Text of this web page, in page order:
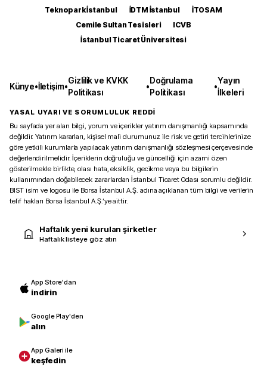
Teknopark İstanbul
İDTM İstanbul
İTOSAM
Cemile Sultan Tesisleri
ICVB
İstanbul Ticaret Üniversitesi
Künye•İletişim•
Gizlilik ve KVKK
Politikası
•
Doğrulama
Politikası
•
Yayın
İlkeleri
YASAL UYARI VE SORUMLULUK REDDİ
Bu sayfada yer alan bilgi, yorum ve içerikler yatırım danışmanlığı kapsamında
değildir. Yatırım kararları, kişisel mali durumunuz ile risk ve getiri tercihlerinize
göre yetkili kurumlarla yapılacak yatırım danışmanlığı sözleşmesi çerçevesinde
değerlendirilmelidir. İçeriklerin doğruluğu ve güncelliği için azami özen
gösterilmekle birlikte, olası hata, eksiklik, gecikme veya bu bilgilerin
kullanımından doğabilecek zararlardan İstanbul Ticaret Odası sorumlu değildir.
BIST isim ve logosu ile Borsa İstanbul A.Ş. adına açıklanan tüm bilgi ve verilerin
telif hakları Borsa İstanbul A.Ş.’ye aittir.
Haftalık yeni kurulan şirketler
Haftalık listeye göz atın
App Store'dan
indirin
Google Play'den
alın
App Galeri ile
keşfedin